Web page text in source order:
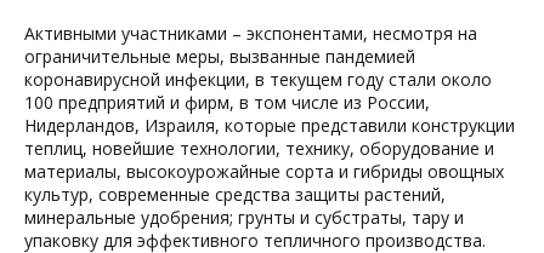
Активными участниками – экспонентами, несмотря на
ограничительные меры, вызванные пандемией
коронавирусной инфекции, в текущем году стали около
100 предприятий и фирм, в том числе из России,
Нидерландов, Израиля, которые представили конструкции
теплиц, новейшие технологии, технику, оборудование и
материалы, высокоурожайные сорта и гибриды овощных
культур, современные средства защиты растений,
минеральные удобрения; грунты и субстраты, тару и
упаковку для эффективного тепличного производства.